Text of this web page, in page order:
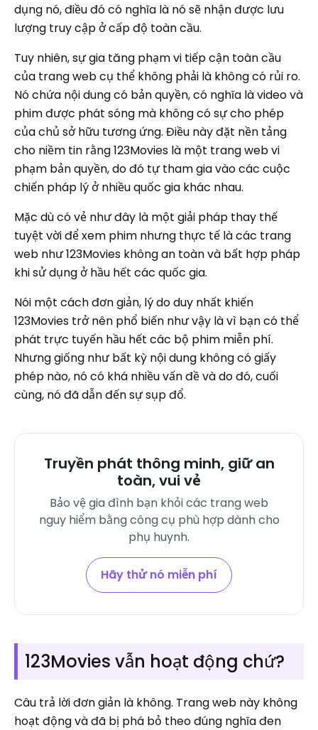
dụng nó, điều đó có nghĩa là nó sẽ nhận được lưu
lượng truy cập ở cấp độ toàn cầu.
Tuy nhiên, sự gia tăng phạm vi tiếp cận toàn cầu
của trang web cụ thể không phải là không có rủi ro.
Nó chứa nội dung có bản quyền, có nghĩa là video và
phim được phát sóng mà không có sự cho phép
của chủ sở hữu tương ứng. Điều này đặt nền tảng
cho niềm tin rằng 123Movies là một trang web vi
phạm bản quyền, do đó tự tham gia vào các cuộc
chiến pháp lý ở nhiều quốc gia khác nhau.
Mặc dù có vẻ như đây là một giải pháp thay thế
tuyệt vời để xem phim nhưng thực tế là các trang
web như 123Movies không an toàn và bất hợp pháp
khi sử dụng ở hầu hết các quốc gia.
Nói một cách đơn giản, lý do duy nhất khiến
123Movies trở nên phổ biến như vậy là vì bạn có thể
phát trực tuyến hầu hết các bộ phim miễn phí.
Nhưng giống như bất kỳ nội dung không có giấy
phép nào, nó có khá nhiều vấn đề và do đó, cuối
cùng, nó đã dẫn đến sự sụp đổ.
Truyền phát thông minh, giữ an
toàn, vui vẻ
Bảo vệ gia đình bạn khỏi các trang web
nguy hiểm bằng công cụ phù hợp dành cho
phụ huynh.
Hãy thử nó miễn phí
123Movies vẫn hoạt động chứ?
Câu trả lời đơn giản là không. Trang web này không
hoạt động và đã bị phá bỏ theo đúng nghĩa đen